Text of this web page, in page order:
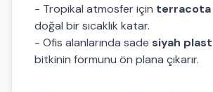
- Tropikal atmosfer için terracota
doğal bir sıcaklık katar.
- Ofis alanlarında sade siyah
bitkinin formunu ön plana çıkarır.